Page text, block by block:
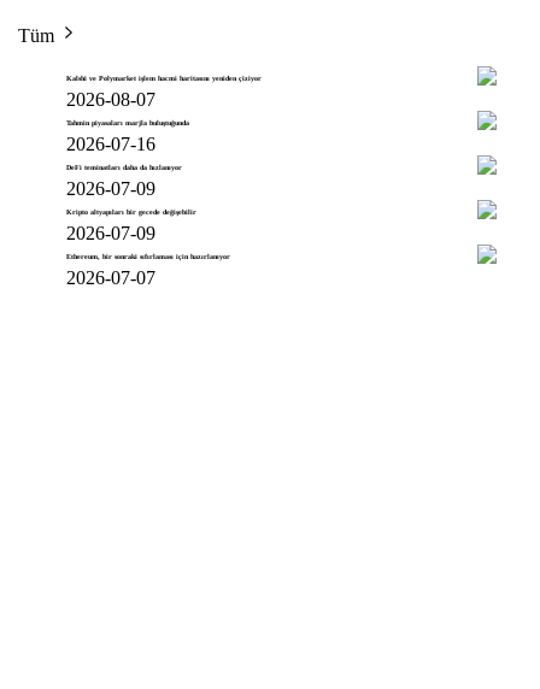
Tüm
Kalshi ve Polymarket işlem hacmi haritasını yeniden çiziyor
2026-08-07
Tahmin piyasaları marjla buluştuğunda
2026-07-16
DeFi teminatları daha da hızlanıyor
2026-07-09
Kripto altyapıları bir gecede değişebilir
2026-07-09
Ethereum, bir sonraki sıfırlaması için hazırlanıyor
2026-07-07